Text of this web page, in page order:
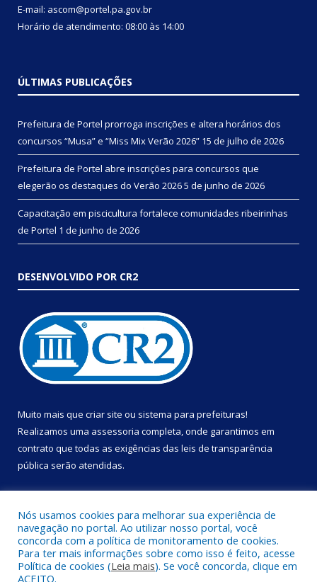
E-mail: ascom@portel.pa.gov.br
Horário de atendimento: 08:00 às 14:00
ÚLTIMAS PUBLICAÇÕES
Prefeitura de Portel prorroga inscrições e altera horários dos
concursos “Musa” e “Miss Mix Verão 2026” 15 de julho de 2026
Prefeitura de Portel abre inscrições para concursos que
elegerão os destaques do Verão 20265 de junho de 2026
Capacitação em piscicultura fortalece comunidades ribeirinhas
de Portel 1 de junho de 2026
DESENVOLVIDO POR CR2
Muito mais que criar site ou sistema para prefeituras!
Realizamos uma assessoria completa, onde garantimos em
contrato que todas as exigências das leis de transparência
pública serão atendidas.
Todos os direitos reservados a Prefeitura Municipal de Portel.
Nós usamos cookies para melhorar sua experiência de
navegação no portal. Ao utilizar nosso portal, você
concorda com a política de monitoramento de cookies.
Para ter mais informações sobre como isso é feito, acesse
Política de cookies (Leia mais). Se você concorda, clique em
ACEITO.